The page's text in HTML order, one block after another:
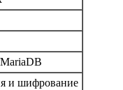
и шифрование